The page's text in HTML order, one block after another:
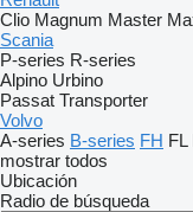
Clio Magnum Master
Scania
P-series R-series
Alpino Urbino
Passat Transporter
Volvo
A-series B-series FH FL
mostrar todos
Ubicación
Radio de búsqueda